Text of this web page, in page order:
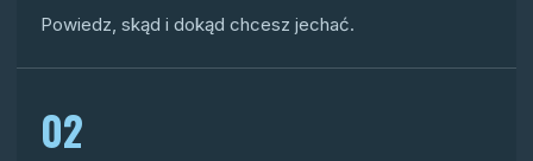
Powiedz, skąd i dokąd chcesz jechać.
02